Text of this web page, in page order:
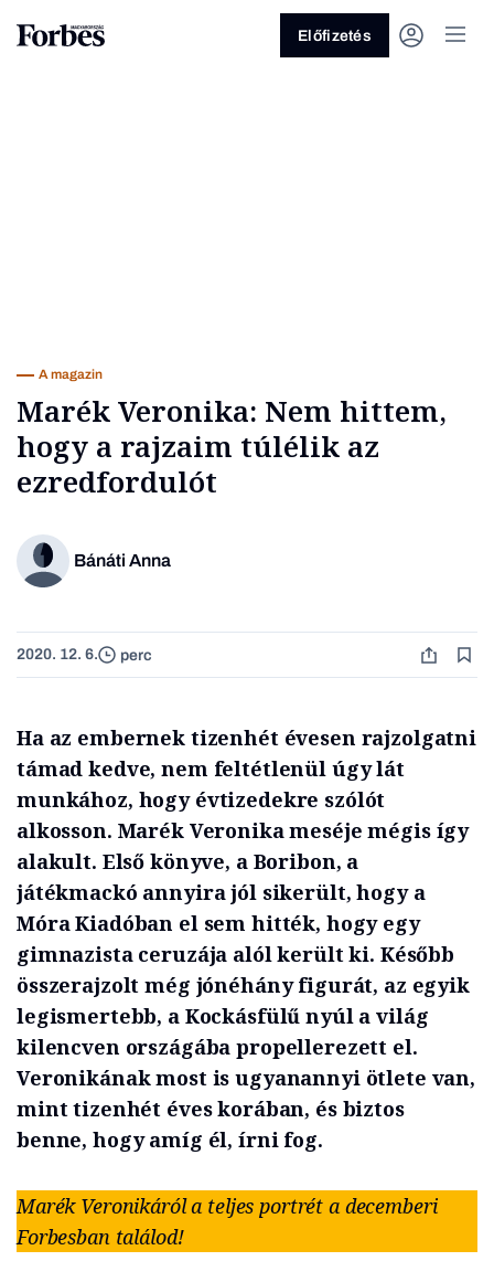
Előfizetés
A magazin
Marék Veronika: Nem hittem,
hogy a rajzaim túlélik az
ezredfordulót
Bánáti Anna
2020. 12. 6. perc
Ha az embernek tizenhét évesen rajzolgatni
támad kedve, nem feltétlenül úgy lát
munkához, hogy évtizedekre szólót
alkosson. Marék Veronika meséje mégis így
alakult. Első könyve, a Boribon, a
játékmackó annyira jól sikerült, hogy a
Móra Kiadóban el sem hitték, hogy egy
gimnazista ceruzája alól került ki. Később
összerajzolt még jónéhány figurát, az egyik
legismertebb, a Kockásfülű nyúl a világ
kilencven országába propellerezett el.
Veronikának most is ugyanannyi ötlete van,
mint tizenhét éves korában, és biztos
benne, hogy amíg él, írni fog.
Marék Veronikáról a teljes portrét a decemberi
Forbesban találod!